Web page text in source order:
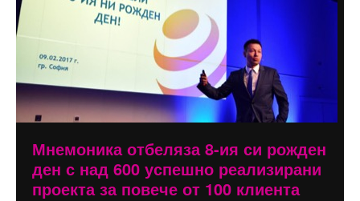
Мнемоника отбеляза 8-ия си рожден
ден с над 600 успешно реализирани
проекта за повече от 100 клиента